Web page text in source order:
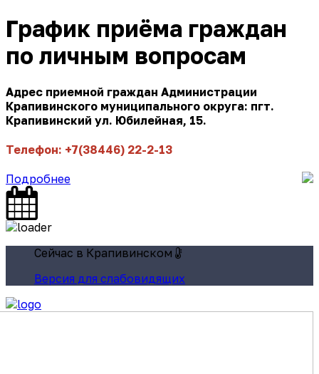
График приёма граждан
по личным вопросам
Адрес приемной граждан Администрации
Крапивинского муниципального округа: пгт.
Крапивинский ул. Юбилейная, 15.
Телефон: +7(38446) 22-2-13
Подробнее
Сейчас в Крапивинском
Версия для слабовидящих